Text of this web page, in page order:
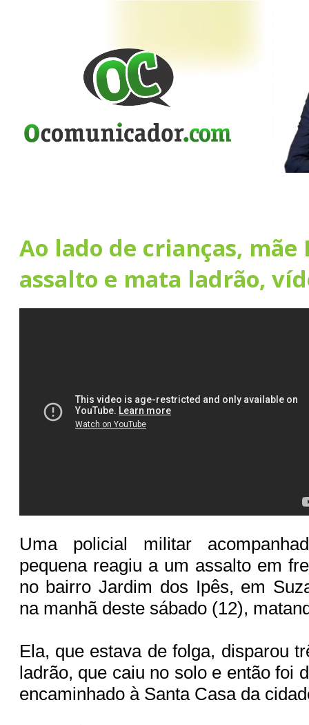
Ao lado de crianças, mãe
assalto e mata ladrão,
Uma policial militar
pequena reagiu a um assalto em
no bairro Jardim dos Ipês, em
na manhã deste sábado (12),
Ela, que estava de folga, disparou
ladrão, que caiu no solo e então foi
encaminhado à Santa Casa da